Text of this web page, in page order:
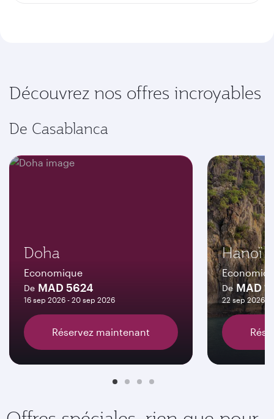
Découvrez nos offres incroyables
De Casablanca
Doha
Economique
De MAD 5624
16 sep 2026 - 20 sep 2026
Réservez maintenant
Hanoï
De MAD
22 sep 2026 -